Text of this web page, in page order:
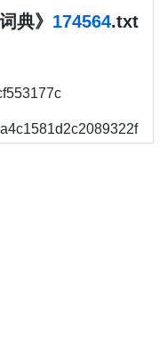
典》 174564.txt